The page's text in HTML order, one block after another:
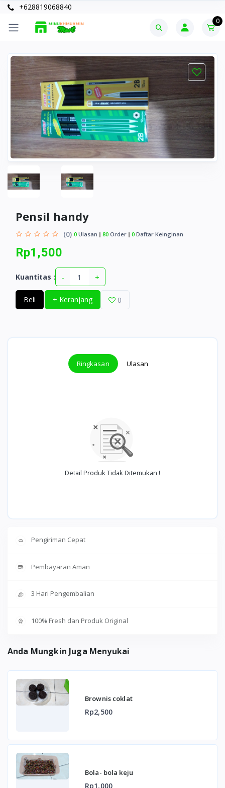
+628819068840
0
Pensil handy
(0) 0 Ulasan 80 Order 0 Daftar Keinginan
Rp1,500
Kuantitas : - +
Beli + Keranjang 0
Ringkasan Ulasan
Detail Produk Tidak Ditemukan !
Pengiriman Cepat
Pembayaran Aman
3 Hari Pengembalian
100% Fresh dan Produk Original
Anda Mungkin Juga Menyukai
Brownis coklat
Rp2,500
Bola- bola keju
Rp1,000